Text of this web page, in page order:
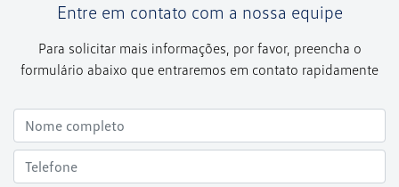
Entre em contato com a nossa equipe
Para solicitar mais informações, por favor, preencha o
formulário abaixo que entraremos em contato rapidamente